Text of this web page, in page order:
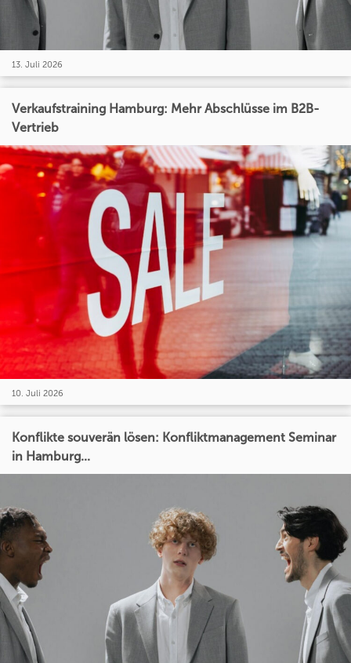
13. Juli 2026
Verkaufstraining Hamburg: Mehr Abschlüsse im B2B-
Vertrieb
10. Juli 2026
Konflikte souverän lösen: Konfliktmanagement Seminar
in Hamburg...